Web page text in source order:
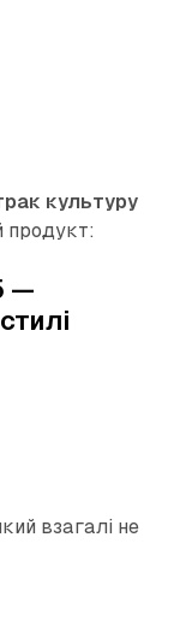
культуру
продукт:
—
взагалі не